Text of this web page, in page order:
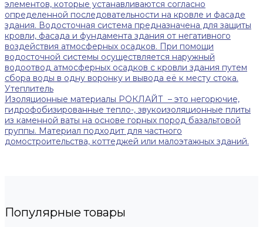
элементов, которые устанавливаются согласно
определенной последовательности на кровле и фасаде
здания. Водосточная система предназначена для защиты
кровли, фасада и фундамента здания от негативного
воздействия атмосферных осадков. При помощи
водосточной системы осуществляется наружный
водоотвод атмосферных осадков с кровли здания путем
сбора воды в одну воронку и вывода её к месту стока.
Утеплитель
Изоляционные материалы РОКЛАЙТ – это негорючие,
гидрофобизированные тепло-, звукоизоляционные плиты
из каменной ваты на основе горных пород базальтовой
группы. Материал подходит для частного
домостроительства, коттеджей или малоэтажных зданий.
Популярные товары